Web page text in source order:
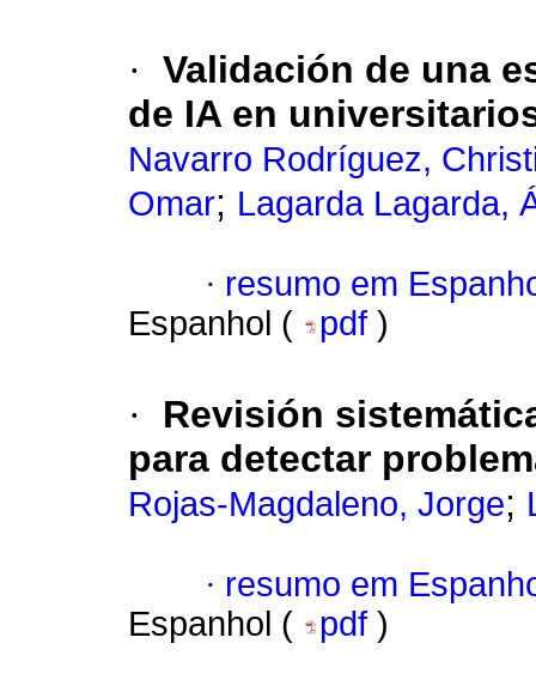
· Validación de una
de IA en
Navarro Rodríguez,
Omar; Lagarda Lagarda,
· resumo em
Espanhol (
pdf )
·
Revisión
para detectar
Rojas-Magdaleno, Jorge;
· resumo em
Espanhol (
pdf )